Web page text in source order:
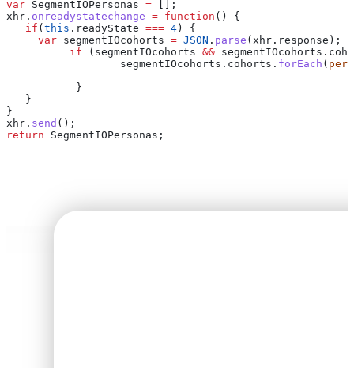
var SegmentIOPersonas = [];
xhr . onreadystatechange = function () {
   if
(this . readyState === 4) {
     var
segmentIOcohorts = JSON . parse ( xhr . response );
	  if
( segmentIOcohorts && segmentIOcohorts .
		  segmentIOcohorts
. cohorts . forEach (
	   }
   }
}
xhr . send ();
return SegmentIOPersonas ;